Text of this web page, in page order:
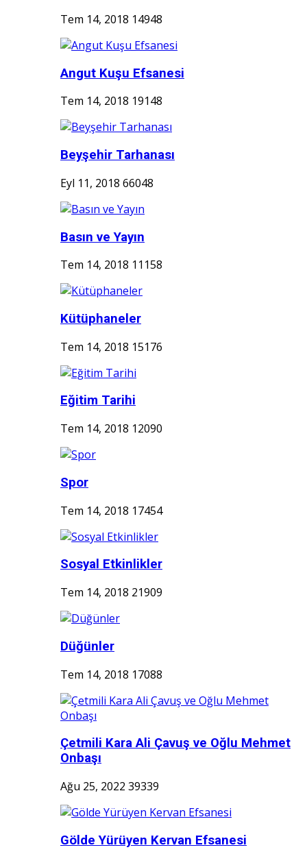
Tem 14, 2018 14948
Angut Kuşu Efsanesi
Tem 14, 2018 19148
Beyşehir Tarhanası
Eyl 11, 2018 66048
Basın ve Yayın
Tem 14, 2018 11158
Kütüphaneler
Tem 14, 2018 15176
Eğitim Tarihi
Tem 14, 2018 12090
Spor
Tem 14, 2018 17454
Sosyal Etkinlikler
Tem 14, 2018 21909
Düğünler
Tem 14, 2018 17088
Çetmili Kara Ali Çavuş ve Oğlu Mehmet
Onbaşı
Ağu 25, 2022 39339
Gölde Yürüyen Kervan Efsanesi